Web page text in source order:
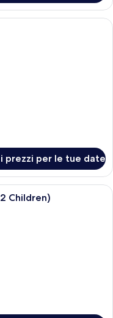
d'albergo con un letto,
prezzi per le tue date
d'albergo con un letto,
Children)